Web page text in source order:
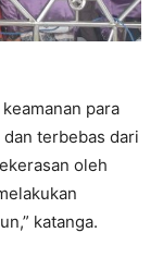
para
terbebas dari
oleh
katanga.